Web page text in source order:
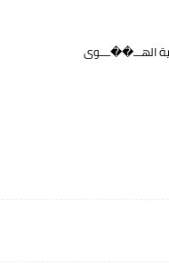
الهـــ��ــــوى